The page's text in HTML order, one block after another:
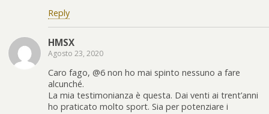
Reply
HMSX
Agosto 23, 2020
Caro fago, @6 non ho mai spinto nessuno a fare
alcunché.
La mia testimonianza è questa. Dai venti ai trent’anni
ho praticato molto sport. Sia per potenziare i